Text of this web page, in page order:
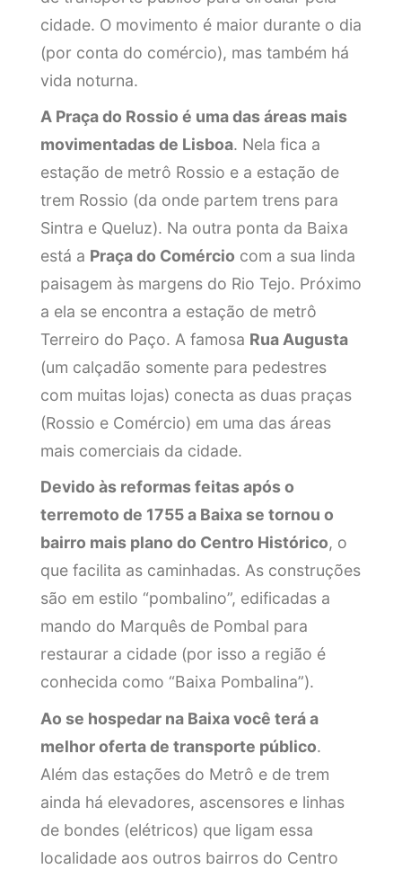
cidade. O movimento é maior durante o dia
(por conta do comércio), mas também há
vida noturna.
A Praça do Rossio é uma das áreas mais
movimentadas de Lisboa. Nela fica a
estação de metrô Rossio e a estação de
trem Rossio (da onde partem trens para
Sintra e Queluz). Na outra ponta da Baixa
está a Praça do Comércio com a sua linda
paisagem às margens do Rio Tejo. Próximo
a ela se encontra a estação de metrô
Terreiro do Paço. A famosa Rua Augusta
(um calçadão somente para pedestres
com muitas lojas) conecta as duas praças
(Rossio e Comércio) em uma das áreas
mais comerciais da cidade.
Devido às reformas feitas após o
terremoto de 1755 a Baixa se tornou o
bairro mais plano do Centro Histórico, o
que facilita as caminhadas. As construções
são em estilo “pombalino”, edificadas a
mando do Marquês de Pombal para
restaurar a cidade (por isso a região é
conhecida como “Baixa Pombalina”).
Ao se hospedar na Baixa você terá a
melhor oferta de transporte público.
Além das estações do Metrô e de trem
ainda há elevadores, ascensores e linhas
de bondes (elétricos) que ligam essa
localidade aos outros bairros do Centro